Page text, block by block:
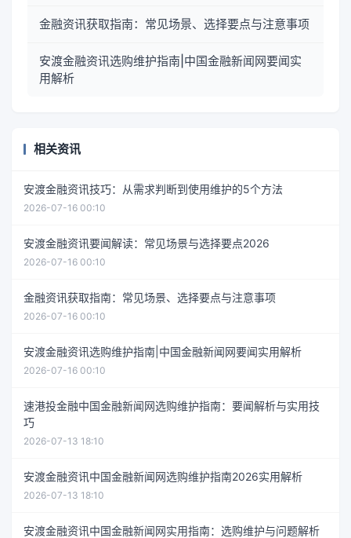
金融资讯获取指南：常见场景、选择要点与注意事项
安渡金融资讯选购维护指南|中国金融新闻网要闻实
用解析
相关资讯
安渡金融资讯技巧：从需求判断到使用维护的5个方法
2026-07-16 00:10
安渡金融资讯要闻解读：常见场景与选择要点2026
2026-07-16 00:10
金融资讯获取指南：常见场景、选择要点与注意事项
2026-07-16 00:10
安渡金融资讯选购维护指南|中国金融新闻网要闻实用解析
2026-07-16 00:10
速港投金融中国金融新闻网选购维护指南：要闻解析与实用技
巧
2026-07-13 18:10
安渡金融资讯中国金融新闻网选购维护指南2026实用解析
2026-07-13 18:10
安渡金融资讯中国金融新闻网实用指南：选购维护与问题解析